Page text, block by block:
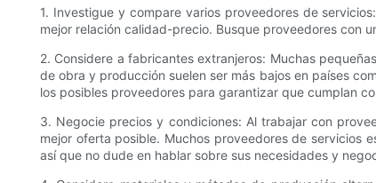
1. Investigue y compare varios proveedores de
mejor relación calidad-precio. Busque proveedores con
2. Considere a fabricantes extranjeros: Muchas
de obra y producción suelen ser más bajos en países
los posibles proveedores para garantizar que cumplan
3. Negocie precios y condiciones: Al trabajar con
mejor oferta posible. Muchos proveedores de servicios
así que no dude en hablar sobre sus necesidades y